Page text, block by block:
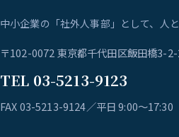
中小企業の「社外人事部」として、人
〒102-0072 東京都千代田区飯田橋3-
TEL 03-5213-9123
FAX 03-5213-9124／平日 9:00〜17:30